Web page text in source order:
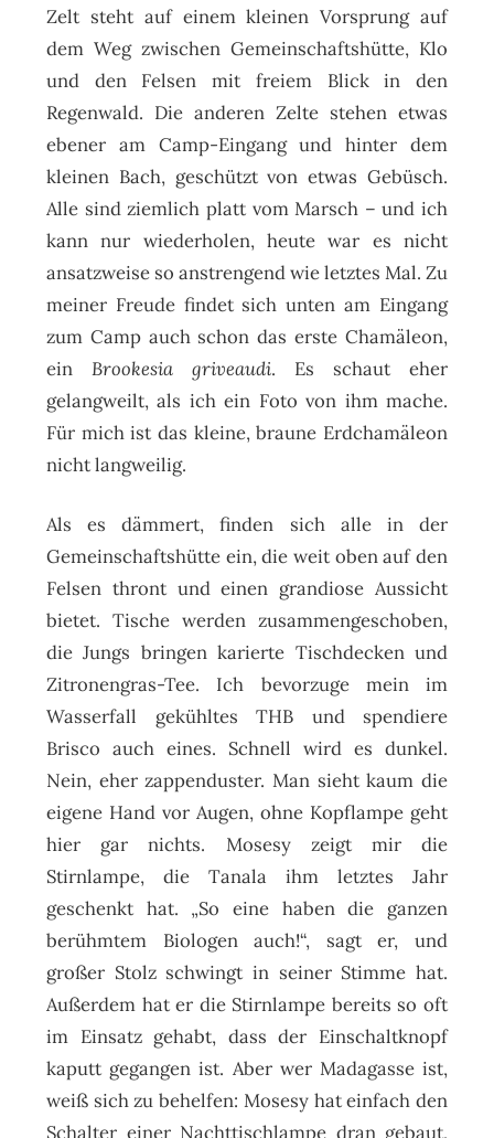
Zelt steht auf einem kleinen Vorsprung auf
dem Weg zwischen Gemeinschaftshütte, Klo
und den Felsen mit freiem Blick in den
Regenwald. Die anderen Zelte stehen etwas
ebener am Camp-Eingang und hinter dem
kleinen Bach, geschützt von etwas Gebüsch.
Alle sind ziemlich platt vom Marsch – und ich
kann nur wiederholen, heute war es nicht
ansatzweise so anstrengend wie letztes Mal. Zu
meiner Freude findet sich unten am Eingang
zum Camp auch schon das erste Chamäleon,
ein Brookesia griveaudi. Es schaut eher
gelangweilt, als ich ein Foto von ihm mache.
Für mich ist das kleine, braune Erdchamäleon
nicht langweilig.
Als es dämmert, finden sich alle in der
Gemeinschaftshütte ein, die weit oben auf den
Felsen thront und einen grandiose Aussicht
bietet. Tische werden zusammengeschoben,
die Jungs bringen karierte Tischdecken und
Zitronengras-Tee. Ich bevorzuge mein im
Wasserfall gekühltes THB und spendiere
Brisco auch eines. Schnell wird es dunkel.
Nein, eher zappenduster. Man sieht kaum die
eigene Hand vor Augen, ohne Kopflampe geht
hier gar nichts. Mosesy zeigt mir die
Stirnlampe, die Tanala ihm letztes Jahr
geschenkt hat. „So eine haben die ganzen
berühmtem Biologen auch!“, sagt er, und
großer Stolz schwingt in seiner Stimme hat.
Außerdem hat er die Stirnlampe bereits so oft
im Einsatz gehabt, dass der Einschaltknopf
kaputt gegangen ist. Aber wer Madagasse ist,
weiß sich zu behelfen: Mosesy hat einfach den
Schalter einer Nachttischlampe dran gebaut,